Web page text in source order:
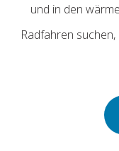
und in den
Radfahren